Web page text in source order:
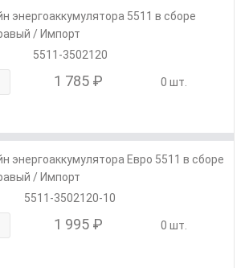
энергоаккумулятора 5511 в сборе
/ Импорт
5511-3502120
1 785 ₽ 0 шт.
энергоаккумулятора Евро 5511 в сборе
/ Импорт
5511-3502120-10
1 995 ₽ 0 шт.